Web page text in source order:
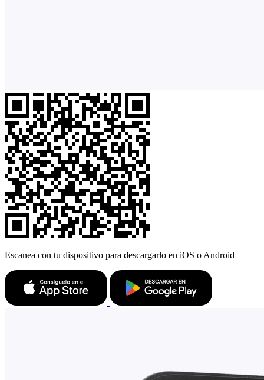
Escanea con tu dispositivo para descargarlo en iOS o Android